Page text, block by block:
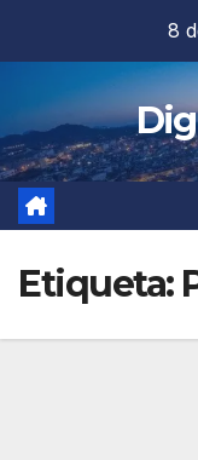
contenido
8
Etiqueta: